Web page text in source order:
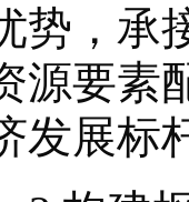
势，承
源要素
发展标